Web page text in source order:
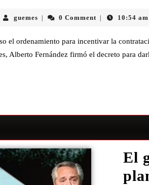
guemes 0 Comment 10:54 am
el ordenamiento para incentivar la
Alberto Fernández firmó el decreto para
El